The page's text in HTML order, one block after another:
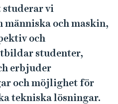
s
ö
p
h
b
studerar vi
och maskin,
och
studenter,
erbjuder
och möjlighet för
tekniska lösningar.